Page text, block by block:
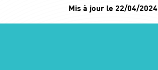
Mis à jour le 22/04/2024